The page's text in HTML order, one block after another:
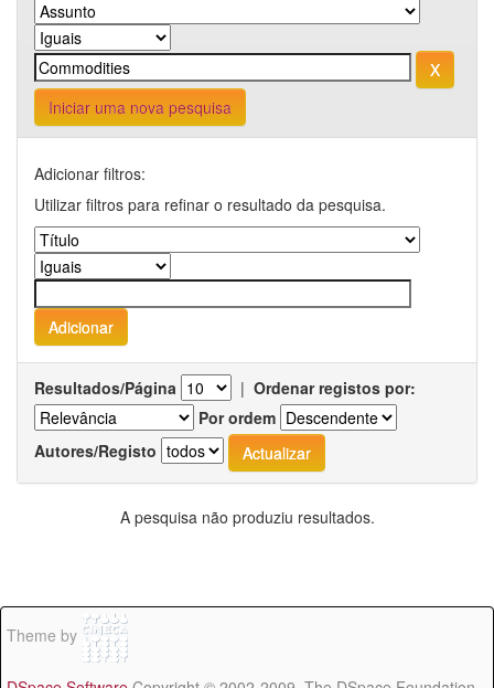
Iniciar uma nova pesquisa
Adicionar filtros:
Utilizar filtros para refinar o resultado da pesquisa.
Resultados/Página | Ordenar registos por:
Por ordem
Autores/Registo
A pesquisa não produziu resultados.
Theme by